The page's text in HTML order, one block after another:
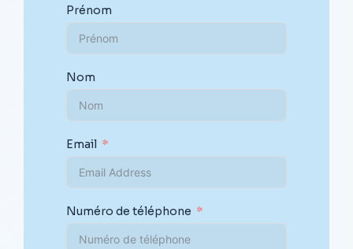
Prénom
Nom
Email
Numéro de téléphone